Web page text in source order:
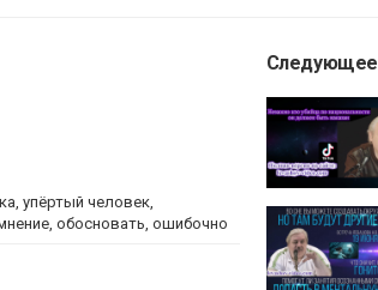
упёртый человек,
обосновать, ошибочно
Следующее